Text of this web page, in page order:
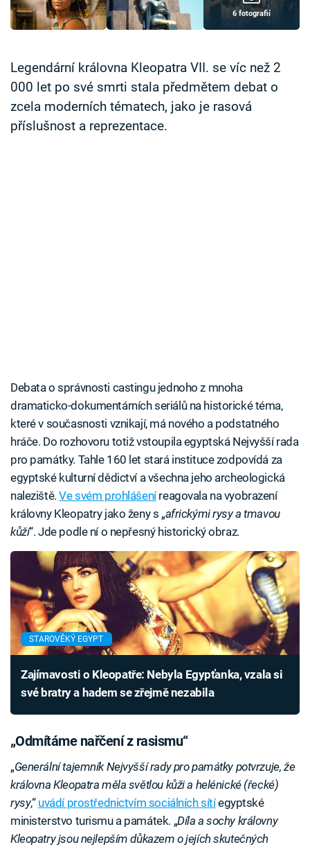
Přihlášení
Sledujte nás
6 fotografií
Legendární královna Kleopatra VII. se víc než 2
000 let po své smrti stala předmětem debat o
zcela moderních tématech, jako je rasová
příslušnost a reprezentace.
Debata o správnosti castingu jednoho z mnoha
dramaticko-dokumentárních seriálů na historické téma,
které v současnosti vznikají, má nového a podstatného
hráče. Do rozhovoru totiž vstoupila egyptská Nejvyšší rada
pro památky. Tahle 160 let stará instituce zodpovídá za
egyptské kulturní dědictví a všechna jeho archeologická
naleziště.Ve svém prohlášeníreagovala na vyobrazení
královny Kleopatry jako ženy s „africkými rysy a tmavou
kůží“. Jde podle ní o nepřesný historický obraz.
STAROVĚKÝ EGYPT
Zajímavosti o Kleopatře: Nebyla Egypťanka, vzala si
své bratry a hadem se zřejmě nezabila
„Odmítáme nařčení z rasismu“
„Generální tajemník Nejvyšší rady pro památky potvrzuje, že
královna Kleopatra měla světlou kůži a helénické (řecké)
rysy,“ uvádí prostřednictvím sociálních sítíegyptské
ministerstvo turismu a památek. „Díla a sochy královny
Kleopatry jsou nejlepším důkazem o jejích skutečných